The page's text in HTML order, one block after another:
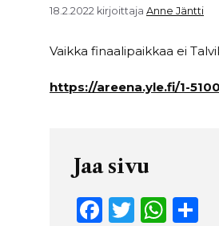
18.2.2022 kirjoittaja Anne Jäntti
Vaikka finaalipaikkaa ei
https://areena.yle.fi/1-
Jaa sivu
F
T
W